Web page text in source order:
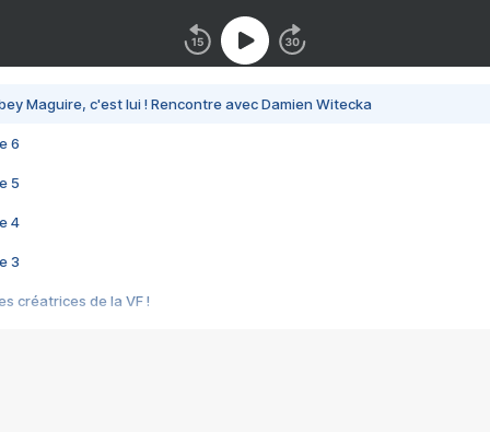
Maguire, c'est lui ! Rencontre avec Damien Witecka
6
5
4
3
créatrices de la VF !